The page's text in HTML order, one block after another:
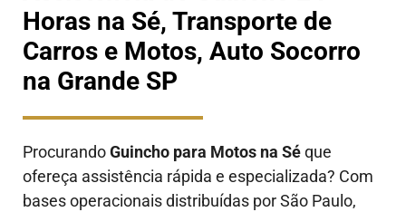
Horas na Sé, Transporte de
Carros e Motos, Auto Socorro
na Grande SP
ProcurandoGuincho para Motos na Séque
ofereça assistência rápida e especializada? Com
bases operacionais distribuídas por São Paulo,